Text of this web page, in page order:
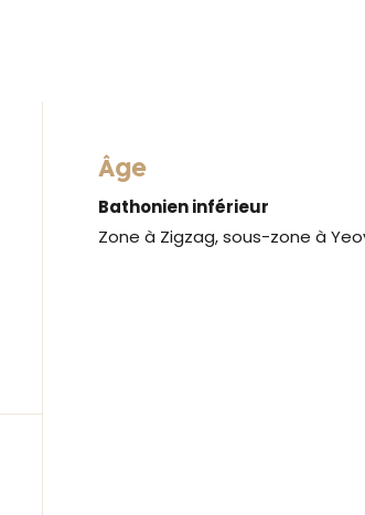
Âge
Bathonien inférieur
Zone à Zigzag, sous-zone à